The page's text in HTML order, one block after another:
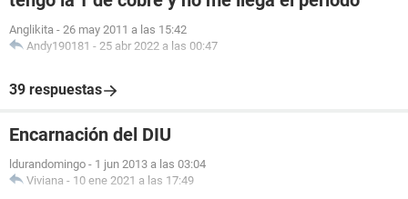
Anglikita - 26 may 2011 a las 15:42
Andy190181 - 25 abr 2022 a las 00:47
39 respuestas
Encarnación del DIU
ldurandomingo - 1 jun 2013 a las 03:04
Viviana - 10 ene 2021 a las 17:49